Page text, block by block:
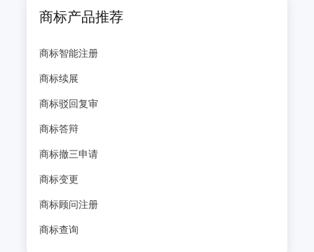
商标产品推荐
商标智能注册
商标续展
商标驳回复审
商标答辩
商标撤三申请
商标变更
商标顾问注册
商标查询